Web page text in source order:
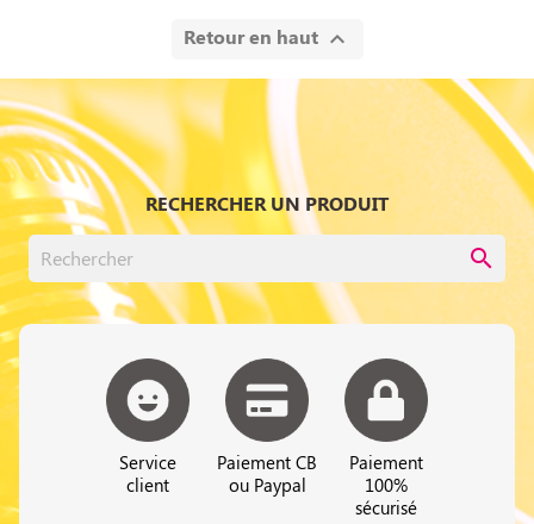
Retour en haut 
RECHERCHER UN PRODUIT
search
Service
client
Paiement CB
ou Paypal
Paiement
100%
sécurisé